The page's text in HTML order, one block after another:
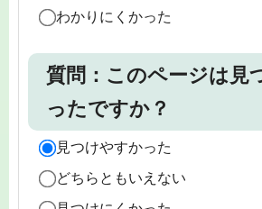
わかりにくかった
質問：このページは見
ったですか？
見つけやすかった
どちらともいえない